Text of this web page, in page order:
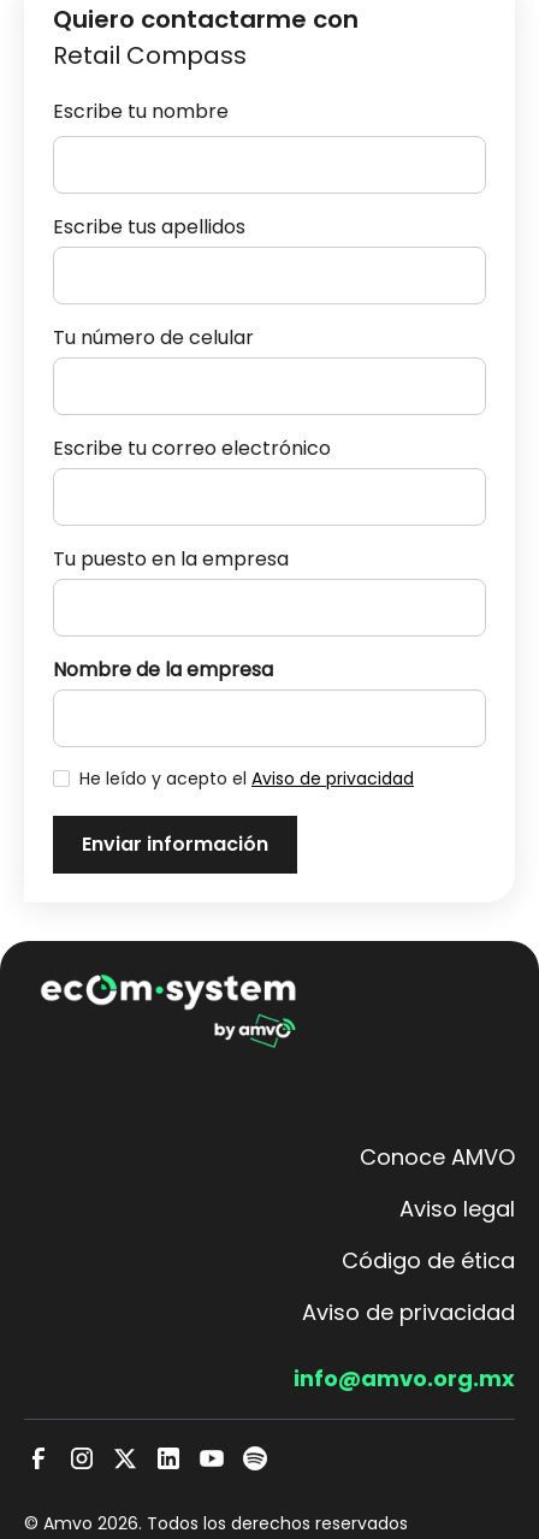
Quiero contactarme con
Retail Compass
Escribe tu nombre
Escribe tus apellidos
Tu número de celular
Escribe tu correo electrónico
Tu puesto en la empresa
Nombre de la empresa
He leído y acepto el Aviso de privacidad
Conoce AMVO
Aviso legal
Código de ética
Aviso de privacidad
info@amvo.org.mx
© Amvo 2026. Todos los derechos reservados